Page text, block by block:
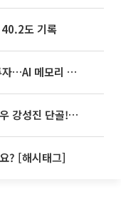
도 기록
SK하이닉스, 용인·청주에 54조 투자…AI 메모리 생산기지 키운다
'2TV 생생정보' 오늘방송맛집- 배우 강성진 단골! 쌀국수ㆍ푸팟퐁 커리 맛집 '블○○○'
? [해시태그]